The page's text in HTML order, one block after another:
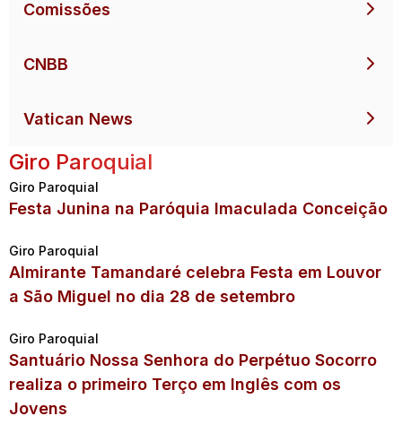
Comissões
CNBB
Vatican News
Giro Paroquial
Giro Paroquial
Festa Junina na Paróquia Imaculada Conceição
Giro Paroquial
Almirante Tamandaré celebra Festa em Louvor
a São Miguel no dia 28 de setembro
Giro Paroquial
Santuário Nossa Senhora do Perpétuo Socorro
realiza o primeiro Terço em Inglês com os
Jovens